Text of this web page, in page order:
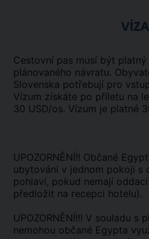
VÍZA
Cestovní pas musí být
plánovaného návratu.
Slovenska potřebují pro
Vízum získáte po příletu na
30 USD/os. Vízum je platné
UPOZORNĚNÍ!! Občané
ubytováni v jednom pokoji s
pohlaví, pokud nemají
předložit na recepci hotelu).
UPOZORNĚNÍ!!! V souladu s
nemohou občané Egypta